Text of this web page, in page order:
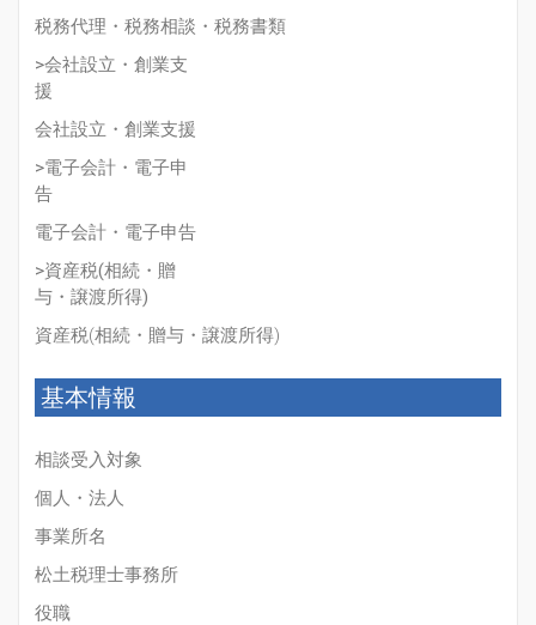
税務代理・税務相談・税務書類
>会社設立・創業支
援
会社設立・創業支援
>電子会計・電子申
告
電子会計・電子申告
>資産税(相続・贈
与・譲渡所得)
資産税(相続・贈与・譲渡所得)
基本情報
相談受入対象
個人・法人
事業所名
松土税理士事務所
役職